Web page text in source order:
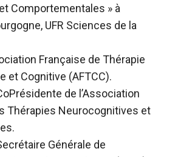
Comportementales » à
UFR Sciences de la
Française de Thérapie
et Cognitive (AFTCC).
de l’Association
Thérapies Neurocognitives et
Générale de